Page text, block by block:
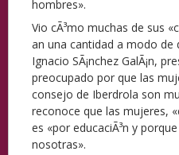
hombres».
Vio cÃ³mo muchas de sus
an una cantidad a modo de
Ignacio SÃ¡nchez GalÃ¡n,
preocupado por que las
consejo de Iberdrola son
reconoce que las mujeres,
es «por educaciÃ³n y
nosotras».